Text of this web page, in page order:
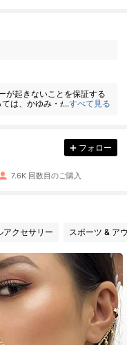
起きないことを保証する
は、かゆみ・かぶれが生じ
...すべて見る
フォロー
7.6K 回数目のご購入
アクセサリー スポーツ & ア